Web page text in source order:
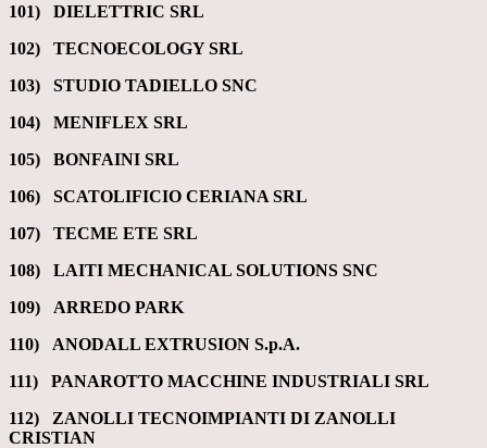
101) DIELETTRIC SRL
102) TECNOECOLOGY SRL
103) STUDIO TADIELLO SNC
104) MENIFLEX SRL
105) BONFAINI SRL
106) SCATOLIFICIO CERIANA SRL
107) TECME ETE SRL
108) LAITI MECHANICAL SOLUTIONS SNC
109) ARREDO PARK
110) ANODALL EXTRUSION S.p.A.
111) PANAROTTO MACCHINE INDUSTRIALI SRL
112) ZANOLLI TECNOIMPIANTI DI ZANOLLI
CRISTIAN